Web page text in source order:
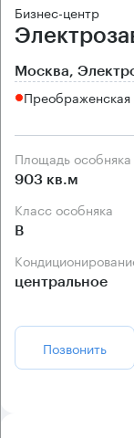
Бизнес-центр
Москва,
Площадь особняка
903 кв.м
Класс особняка
B
центральное
Позвонить